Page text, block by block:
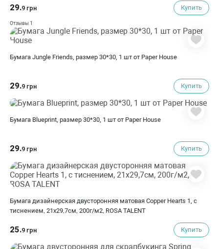
29.9 грн Купить
Отзывы 1
Бумага Jungle Friends, размер 30*30, 1 шт от Paper House
29.9 грн Купить
Бумага Blueprint, размер 30*30, 1 шт от Paper House
29.9 грн Купить
Бумага дизайнерская двусторонняя матовая Copper Hearts 1, с
тиснением, 21х29,7см, 200г/м2, ROSA TALENT
25.9 грн Купить